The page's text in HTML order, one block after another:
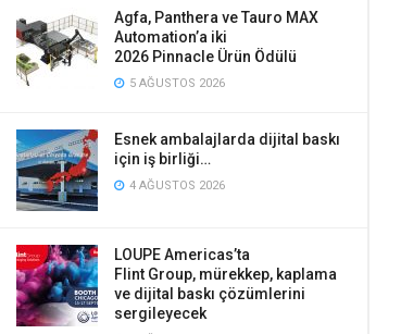
Agfa, Panthera ve Tauro MAX
Automation’a iki
2026 Pinnacle Ürün Ödülü
5 AĞUSTOS 2026
Esnek ambalajlarda dijital baskı
için iş birliği…
4 AĞUSTOS 2026
LOUPE Americas’ta
Flint Group, mürekkep, kaplama
ve dijital baskı çözümlerini
sergileyecek